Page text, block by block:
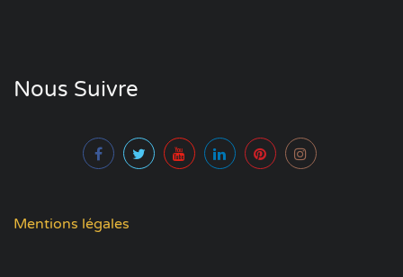
Nous Suivre
Mentions légales